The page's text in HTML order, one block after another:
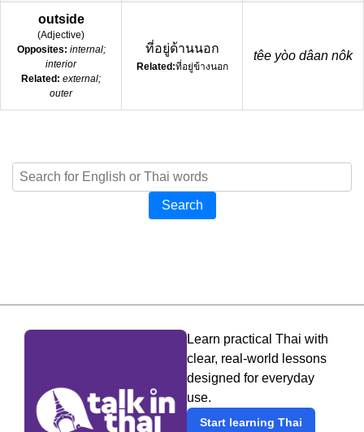
outside
(Adjective)
Opposites: internal;
interior
Related: external;
outer
ที่อยู่ด้านนอก
Related:ที่อยู่ข้างนอก
têe yòo dâan nôk
Search
Learn practical Thai with
clear, real-world lessons
designed for everyday
use.
Start learning Thai